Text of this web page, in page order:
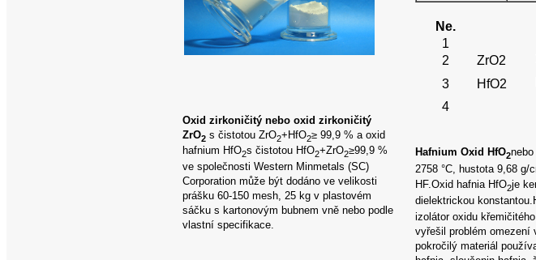
Oxid zirkoničitý nebo oxid zirkoničitý
ZrO2 s čistotou ZrO2+HfO2≥ 99,9 % a oxid
hafnium HfO2s čistotou HfO2+ZrO2≥99,9 %
ve společnosti Western Minmetals (SC)
Corporation může být dodáno ve velikosti
prášku 60-150 mesh, 25 kg v plastovém
sáčku s kartonovým bubnem vně nebo podle
vlastní specifikace.
Ne.
1
2
ZrO2
3
HfO2
4
Hafnium Oxid HfO2
2758 °C, hustota 9,68 g/
HF.Oxid hafnia HfO2je
dielektrickou
izolátor oxidu
vyřešil problém omezení
pokročilý materiál